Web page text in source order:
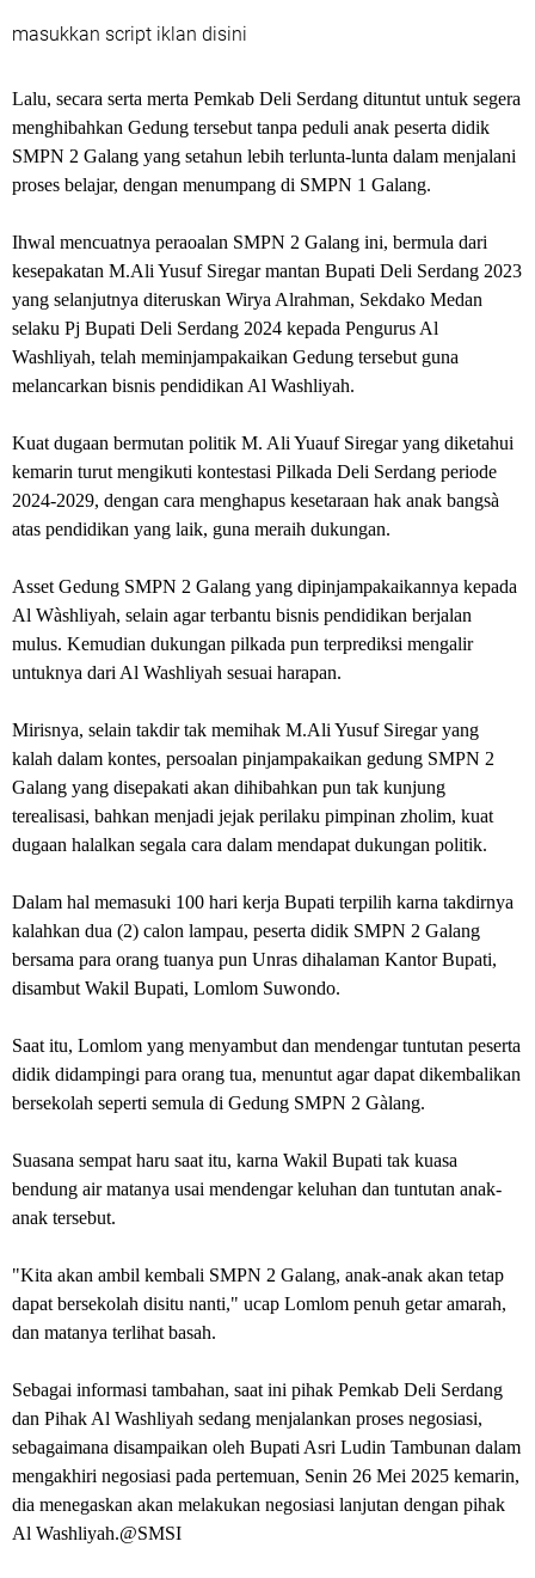
masukkan script iklan disini
Lalu, secara serta merta Pemkab Deli Serdang dituntut untuk segera
menghibahkan Gedung tersebut tanpa peduli anak peserta didik
SMPN 2 Galang yang setahun lebih terlunta-lunta dalam menjalani
proses belajar, dengan menumpang di SMPN 1 Galang.
Ihwal mencuatnya peraoalan SMPN 2 Galang ini, bermula dari
kesepakatan M.Ali Yusuf Siregar mantan Bupati Deli Serdang 2023
yang selanjutnya diteruskan Wirya Alrahman, Sekdako Medan
selaku Pj Bupati Deli Serdang 2024 kepada Pengurus Al
Washliyah, telah meminjampakaikan Gedung tersebut guna
melancarkan bisnis pendidikan Al Washliyah.
Kuat dugaan bermutan politik M. Ali Yuauf Siregar yang diketahui
kemarin turut mengikuti kontestasi Pilkada Deli Serdang periode
2024-2029, dengan cara menghapus kesetaraan hak anak bangsà
atas pendidikan yang laik, guna meraih dukungan.
Asset Gedung SMPN 2 Galang yang dipinjampakaikannya kepada
Al Wàshliyah, selain agar terbantu bisnis pendidikan berjalan
mulus. Kemudian dukungan pilkada pun terprediksi mengalir
untuknya dari Al Washliyah sesuai harapan.
Mirisnya, selain takdir tak memihak M.Ali Yusuf Siregar yang
kalah dalam kontes, persoalan pinjampakaikan gedung SMPN 2
Galang yang disepakati akan dihibahkan pun tak kunjung
terealisasi, bahkan menjadi jejak perilaku pimpinan zholim, kuat
dugaan halalkan segala cara dalam mendapat dukungan politik.
Dalam hal memasuki 100 hari kerja Bupati terpilih karna takdirnya
kalahkan dua (2) calon lampau, peserta didik SMPN 2 Galang
bersama para orang tuanya pun Unras dihalaman Kantor Bupati,
disambut Wakil Bupati, Lomlom Suwondo.
Saat itu, Lomlom yang menyambut dan mendengar tuntutan peserta
didik didampingi para orang tua, menuntut agar dapat dikembalikan
bersekolah seperti semula di Gedung SMPN 2 Gàlang.
Suasana sempat haru saat itu, karna Wakil Bupati tak kuasa
bendung air matanya usai mendengar keluhan dan tuntutan anak-
anak tersebut.
"Kita akan ambil kembali SMPN 2 Galang, anak-anak akan tetap
dapat bersekolah disitu nanti," ucap Lomlom penuh getar amarah,
dan matanya terlihat basah.
Sebagai informasi tambahan, saat ini pihak Pemkab Deli Serdang
dan Pihak Al Washliyah sedang menjalankan proses negosiasi,
sebagaimana disampaikan oleh Bupati Asri Ludin Tambunan dalam
mengakhiri negosiasi pada pertemuan, Senin 26 Mei 2025 kemarin,
dia menegaskan akan melakukan negosiasi lanjutan dengan pihak
Al Washliyah.@SMSI